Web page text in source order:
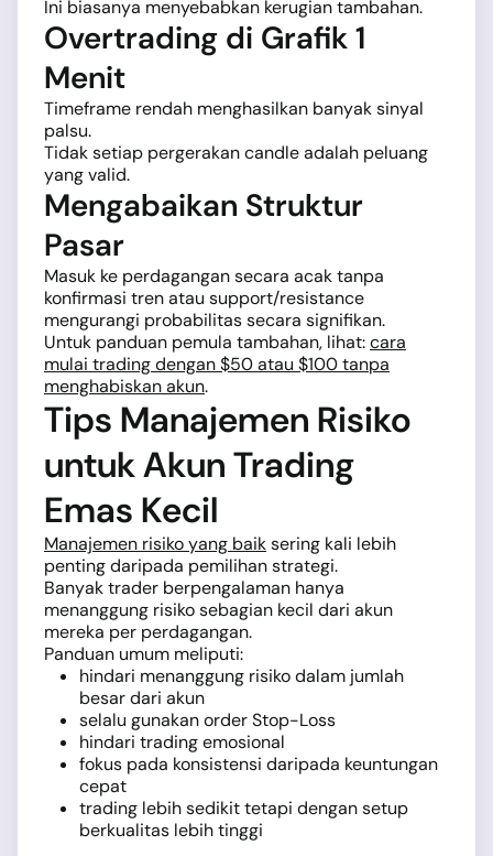
Ini biasanya menyebabkan kerugian tambahan.
Overtrading di Grafik 1
Menit
Timeframe rendah menghasilkan banyak sinyal
palsu.
Tidak setiap pergerakan candle adalah peluang
yang valid.
Mengabaikan Struktur
Pasar
Masuk ke perdagangan secara acak tanpa
konfirmasi tren atau support/resistance
mengurangi probabilitas secara signifikan.
Untuk panduan pemula tambahan, lihat:cara
mulai trading dengan $50 atau $100 tanpa
menghabiskan akun.
Tips Manajemen Risiko
untuk Akun Trading
Emas Kecil
Manajemen risiko yang baiksering kali lebih
penting daripada pemilihan strategi.
Banyak trader berpengalaman hanya
menanggung risiko sebagian kecil dari akun
mereka per perdagangan.
Panduan umum meliputi:
hindari menanggung risiko dalam jumlah
besar dari akun
selalu gunakan order Stop-Loss
hindari trading emosional
fokus pada konsistensi daripada keuntungan
cepat
trading lebih sedikit tetapi dengan setup
berkualitas lebih tinggi